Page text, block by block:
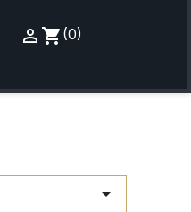
 Zaloguj
shopping_cart
Koszyk
(0)
